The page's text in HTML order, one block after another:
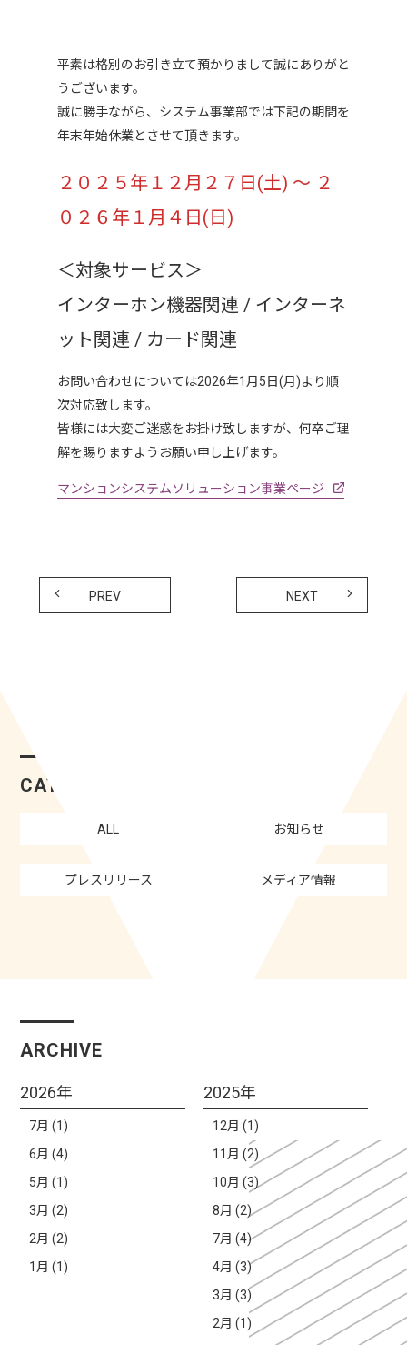
平素は格別のお引き立て預かりまして誠にありがと
うございます。
誠に勝手ながら、システム事業部では下記の期間を
年末年始休業とさせて頂きます。
２０２５年１２月２７日(土) ～ ２
０２６年１月４日(日)
＜対象サービス＞
インターホン機器関連 / インターネ
ット関連 / カード関連
お問い合わせについては2026年1月5日(月)より順
次対応致します。
皆様には大変ご迷惑をお掛け致しますが、何卒ご理
解を賜りますようお願い申し上げます。
マンションシステムソリューション事業ページ
PREV NEXT
CATEGORY
ALL お知らせ
プレスリリース メディア情報
ARCHIVE
2026年
7月 (1)
6月 (4)
5月 (1)
3月 (2)
2月 (2)
1月 (1)
2025年
12月 (1)
11月 (2)
10月 (3)
8月 (2)
7月 (4)
4月 (3)
3月 (3)
2月 (1)